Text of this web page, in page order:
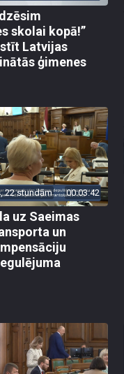
skolai kopā!”
Latvijas
ģimenes
22 stundām 00:03:42
uz Saeimas
un